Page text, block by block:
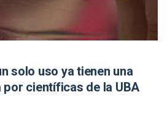
solo uso ya tienen una
científicas de la UBA